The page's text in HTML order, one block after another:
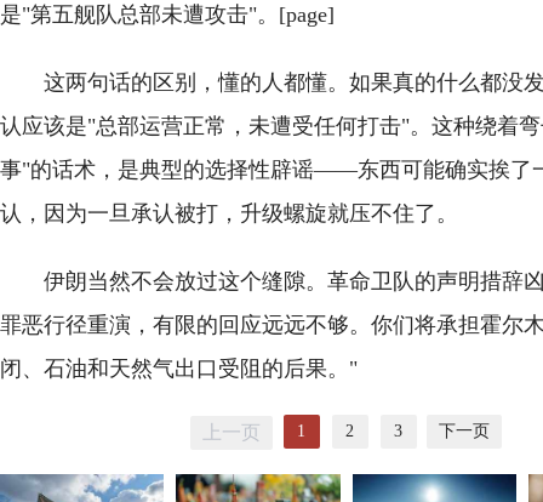
是"第五舰队总部未遭攻击"。[page]
这两句话的区别，懂的人都懂。如果真的什么都没
认应该是"总部运营正常，未遭受任何打击"。这种绕着
事"的话术，是典型的选择性辟谣——东西可能确实挨了
认，因为一旦承认被打，升级螺旋就压不住了。
伊朗当然不会放过这个缝隙。革命卫队的声明措辞
罪恶行径重演，有限的回应远远不够。你们将承担霍尔
闭、石油和天然气出口受阻的后果。"
上一页 1 2 3 下一页